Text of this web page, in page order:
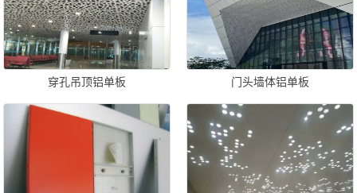
穿孔吊顶铝单板 门头墙体铝单板